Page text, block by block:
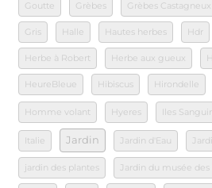
Goutte Grèbes Grèbes Castagneux
Gris Halle Hautes herbes Hdr
Herbe à Robert Herbe aux gueux
HeureBleue Hibiscus Hirondelle
Homme volant Hyeres Iles
Italie Jardin Jardin d'Eau
jardin des plantes Jardin du musée